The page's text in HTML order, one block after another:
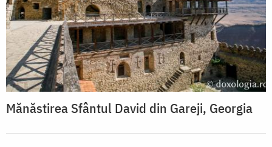
Mănăstirea Sfântul David din Gareji, Georgia